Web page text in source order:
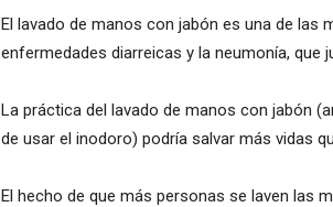
El lavado de manos con jabón es una de
enfermedades diarreicas y la neumonía,
La práctica del lavado de manos con jabón
de usar el inodoro) podría salvar más vidas
El hecho de que más personas se laven las